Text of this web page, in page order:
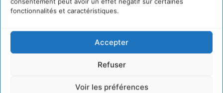
fonctionnalités et caractéristiques.
Accepter
Refuser
Voir les préférences
hydrique et déréglé tout le territoire (2020-
2 août 2026
Newsletter